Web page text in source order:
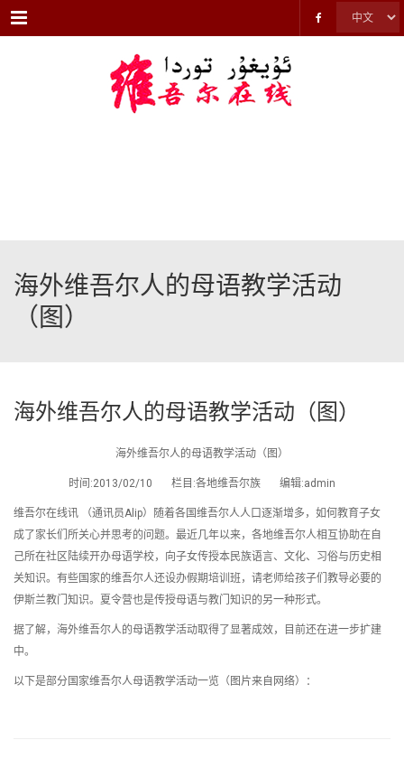
Menu
海外维吾尔人的母语教学活动
（图）
海外维吾尔人的母语教学活动（图）
海外维吾尔人的母语教学活动（图）
时间:2013/02/10 栏目:各地维吾尔族 编辑:admin
维吾尔在线讯 （通讯员Alip）随着各国维吾尔人人口逐渐增多，如何教育子女
成了家长们所关心并思考的问题。最近几年以来，各地维吾尔人相互协助在自
己所在社区陆续开办母语学校，向子女传授本民族语言、文化、习俗与历史相
关知识。有些国家的维吾尔人还设办假期培训班，请老师给孩子们教导必要的
伊斯兰教门知识。夏令营也是传授母语与教门知识的另一种形式。
据了解，海外维吾尔人的母语教学活动取得了显著成效，目前还在进一步扩建
中。
以下是部分国家维吾尔人母语教学活动一览（图片来自网络）：